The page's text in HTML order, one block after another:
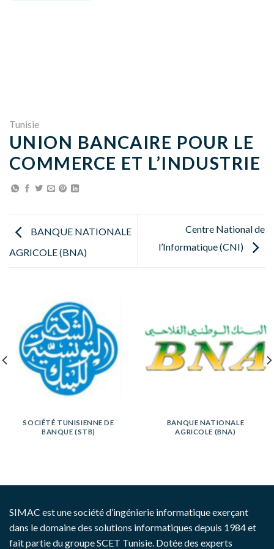
Tunisie
UNION BANCAIRE POUR LE
COMMERCE ET L’INDUSTRIE
BANQUE NATIONALE
AGRICOLE (BNA)
Centre National de
l’Informatique (CNI)
SOCIÉTÉ TUNISIENNE DE
BANQUE (STB)
BANQUE NATIONALE
AGRICOLE (BNA)
SIMAC est une société d’ingénierie informatique exerçant
dans le domaine des solutions informatiques depuis 1984 et
fait partie du groupe SCET Tunisie. Dotée des experts